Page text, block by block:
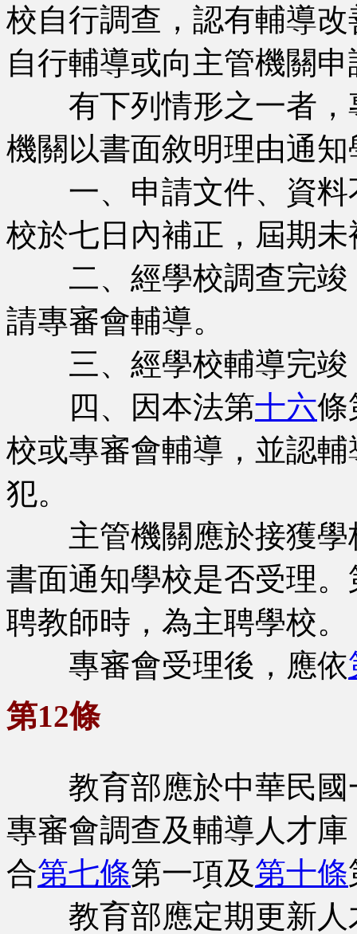
校自行調查，認有輔導
自行輔導或向主管機關
有下列情形之一者，
機關以書面敘明理由通知
一、申請文件、資料
校於七日內補正，屆期未
二、經學校調查完竣
請專審會輔導。
三、經學校輔導完竣
四、因本法第十六條
校或專審會輔導，並認
犯。
主管機關應於接獲學
書面通知學校是否受理
聘教師時，為主聘學校。
專審會受理後，應依
第12條
教育部應於中華民國
專審會調查及輔導人才
合第七條第一項及第十條
教育部應定期更新人